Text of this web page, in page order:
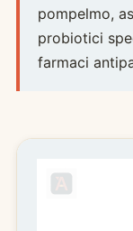
pompelmo,
probiotici
farmaci